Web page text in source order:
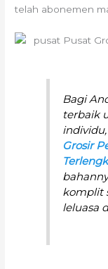
telah abonemen
Bagi
terbaik
Grosir
komplit
leluasa